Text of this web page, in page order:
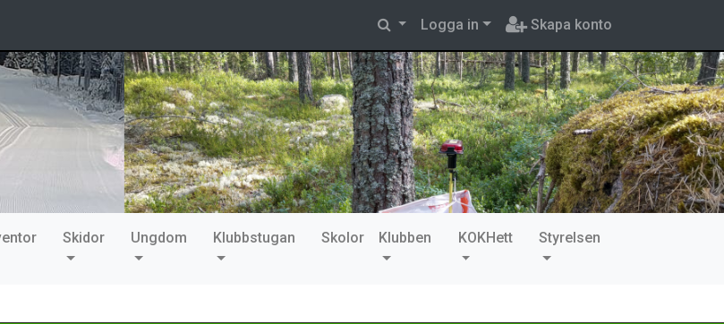
Logga in Skapa konto
Skidor Ungdom Klubbstugan Skolor Klubben KOKHett Styrelsen